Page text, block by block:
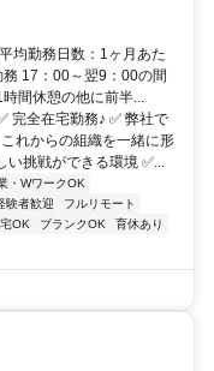
均勤務日数：1ヶ月あた
17：00～翌9：00の間
間休憩の他に前半...
全在宅勤務♪ ✅ 弊社で
れからの組織を一緒に形
い挑戦ができる環境 ✅...
・WワークOK
験者歓迎
フルリモート
OK ブランクOK
育休あり